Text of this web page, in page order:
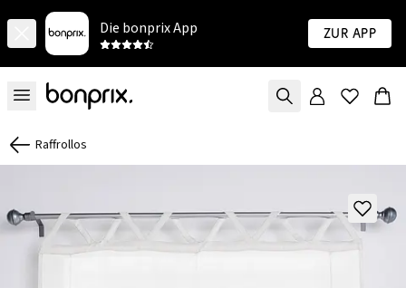
Die bonprix App Zur App
Raffrollos